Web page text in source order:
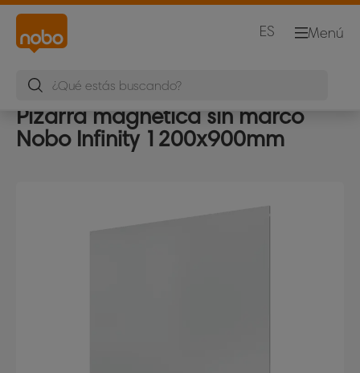
Menú
ES
Pizarra magnética sin marco
Nobo Infinity 1200x900mm